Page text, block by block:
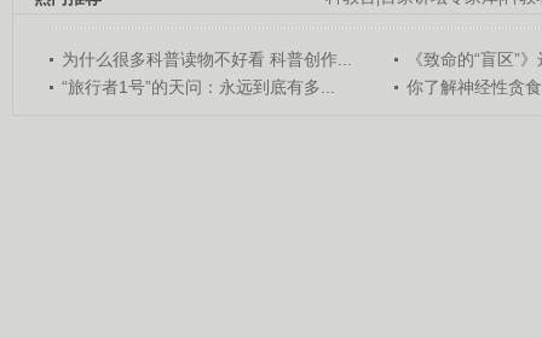
为什么很多科普读物不好看 科普创作...
《致命的“盲区”
“旅行者1号”的天问：永远到底有多...
你了解神经性贪